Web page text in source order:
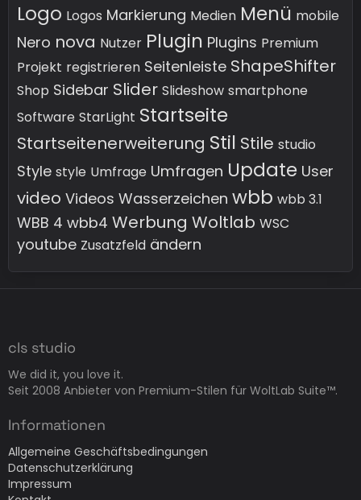
Logo Logos Markierung Medien Menü mobile
Nero nova Nutzer Plugin Plugins Premium
Projekt registrieren Seitenleiste ShapeShifter
Shop Sidebar Slider Slideshow smartphone
Software StarLight Startseite
Startseitenerweiterung Stil Stile studio
Style style Umfrage Umfragen Update User
video Videos Wasserzeichen wbb wbb 3.1
WBB 4 wbb4 Werbung Woltlab WSC
youtube Zusatzfeld ändern
cls studio
We did it, you love it.
Seit 2008 Anbieter von Premium-Stilen für WoltLab Suite™.
Informationen
Allgemeine Geschäftsbedingungen
Datenschutzerklärung
Impressum